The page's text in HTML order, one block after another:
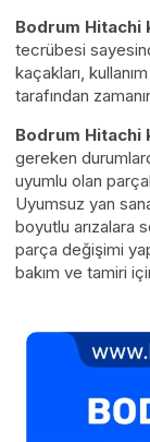
Bodrum Hitachi
tecrübesi
kaçakları,
tarafından
Bodrum Hitachi
gereken
uyumlu olan
Uyumsuz yan
boyutlu arızalara
parça değişimi
bakım ve tamiri